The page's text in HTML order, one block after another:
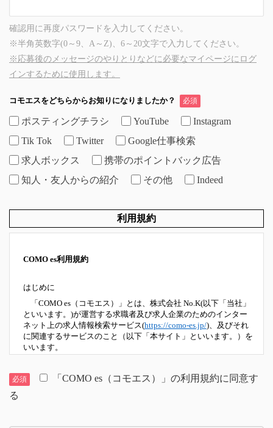
確認用に再度パスワードを入力してください。
※半角英数字(0～9、A～Z)、6～20文字で入力してください。
※応募後のメッセージのやりとりなどに必要なマイページにログ
インするために使用します。
コモエスをどちらからお知りになりましたか？ 必須
ポスティングチラシ YouTube
Instagram
Tik Tok
Twitter
Google仕事検索
求人ボックス
携帯のポイントバック広告
知人・友人からの紹介
その他 Indeed
利用規約
COMO es利用規約
はじめに
「COMO es（コモエス）」とは、株式会社 No.K(以下「当社」
といいます。)が運営する求職者及び求人企業のためのインター
ネット上の求人情報検索サービス(https://como-es.jp/)、及びそれ
に関連するサービスのこと（以下「本サイト」といいます。）を
いいます。
必須
「COMO es（コモエス）」の利用規約に同意す
る